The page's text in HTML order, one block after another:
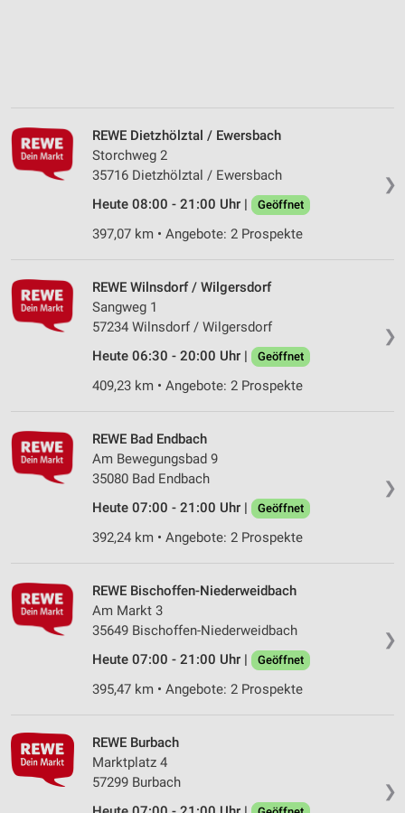
❯
REWE Dietzhölztal / Ewersbach
Storchweg 2
35716 Dietzhölztal / Ewersbach
Heute 08:00 - 21:00 Uhr |
Geöffnet
397,07 km • Angebote: 2 Prospekte
❯
REWE Wilnsdorf / Wilgersdorf
Sangweg 1
57234 Wilnsdorf / Wilgersdorf
Heute 06:30 - 20:00 Uhr |
Geöffnet
409,23 km • Angebote: 2 Prospekte
❯
REWE Bad Endbach
Am Bewegungsbad 9
35080 Bad Endbach
Heute 07:00 - 21:00 Uhr |
Geöffnet
392,24 km • Angebote: 2 Prospekte
❯
REWE Bischoffen-Niederweidbach
Am Markt 3
35649 Bischoffen-Niederweidbach
Heute 07:00 - 21:00 Uhr |
Geöffnet
395,47 km • Angebote: 2 Prospekte
❯
REWE Burbach
Marktplatz 4
57299 Burbach